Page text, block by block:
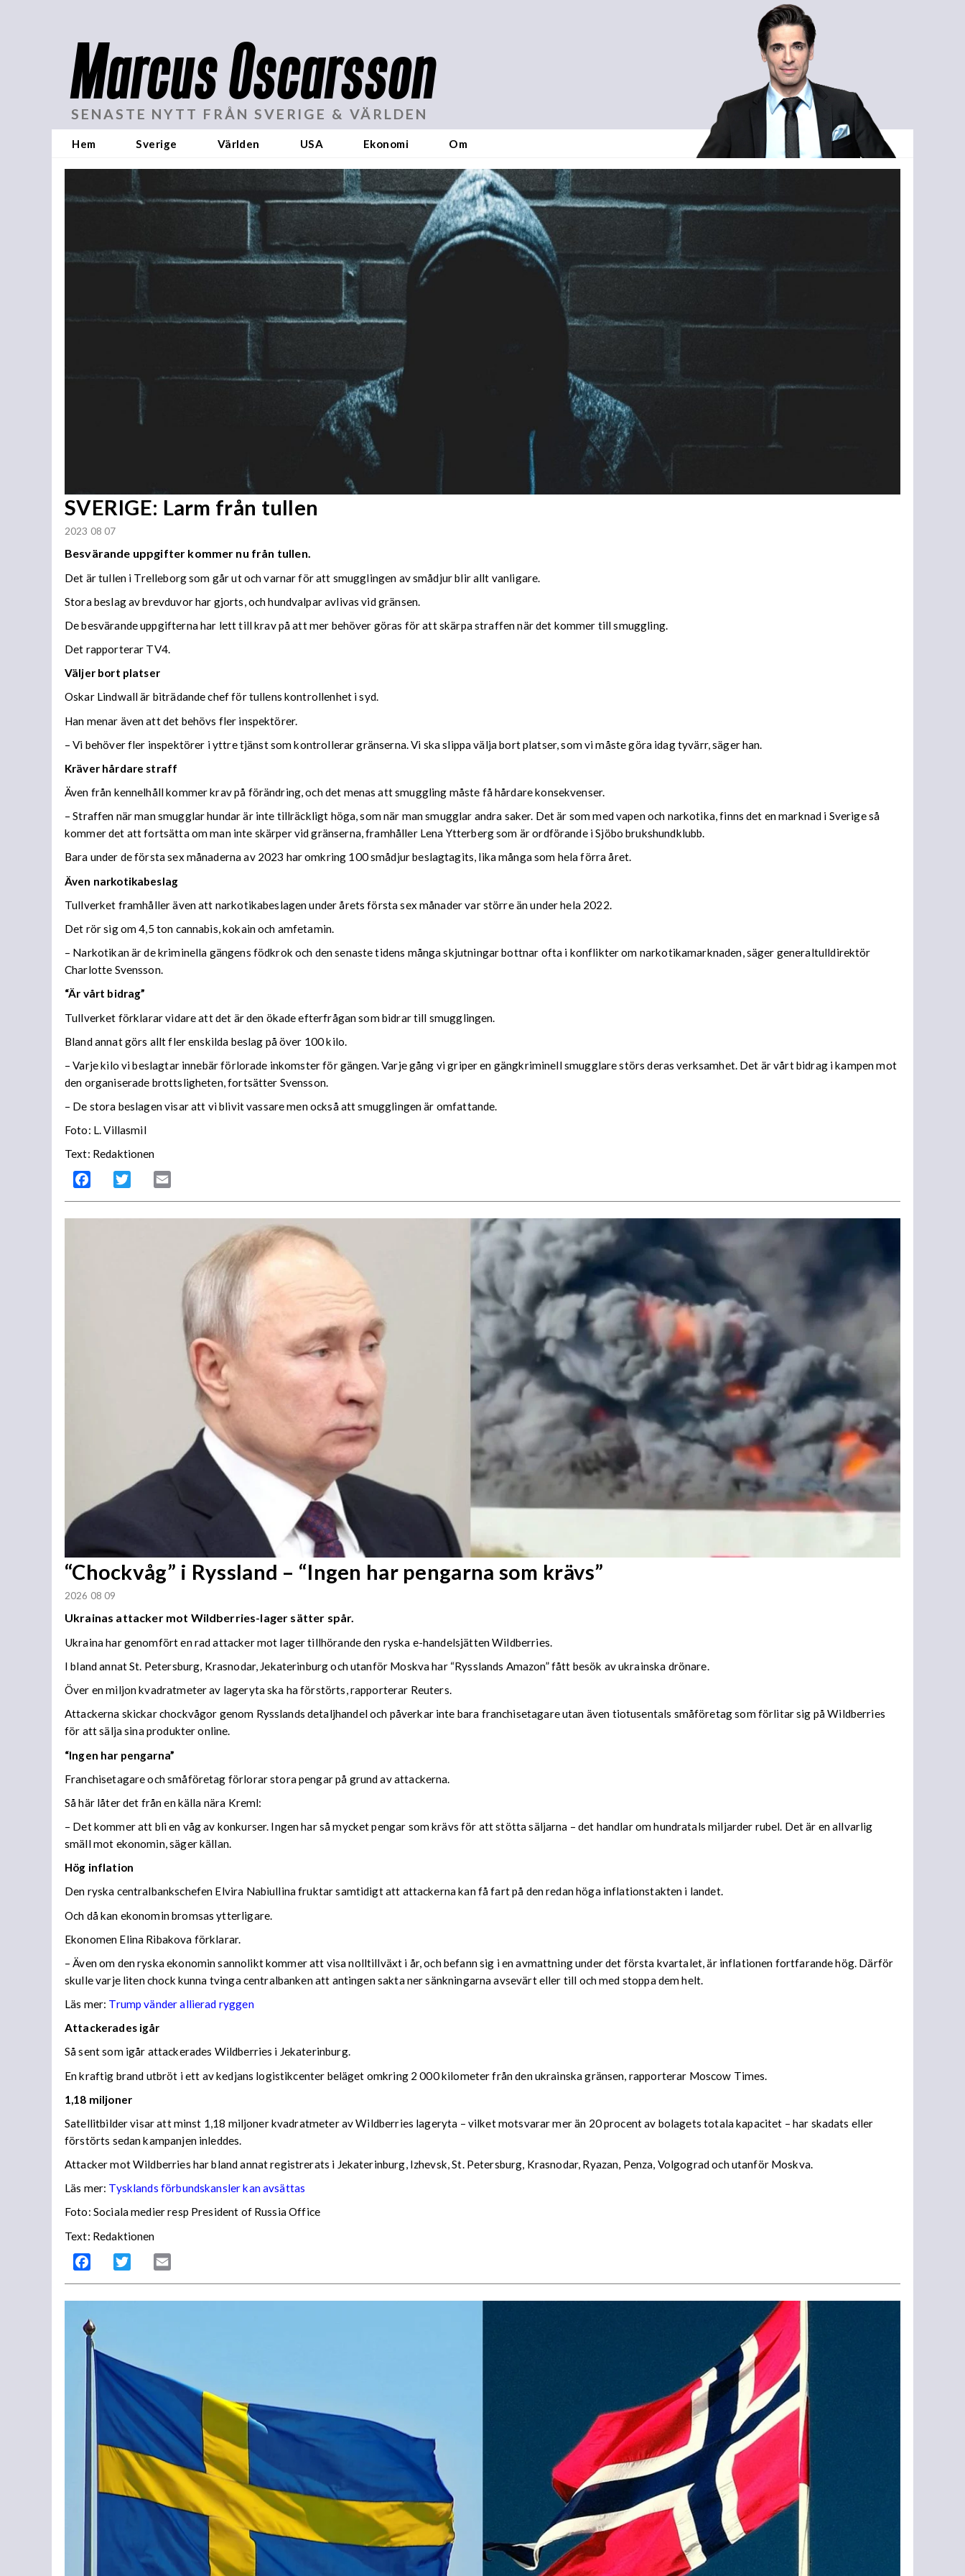
Marcus Oscarsson
SENASTE NYTT FRÅN SVERIGE & VÄRLDEN
Hem Sverige Världen USA Ekonomi Om
SVERIGE: Larm från tullen
2023 08 07
Besvärande uppgifter kommer nu från tullen.
Det är tullen i Trelleborg som går ut och varnar för att smugglingen av smådjur blir allt vanligare.
Stora beslag av brevduvor har gjorts, och hundvalpar avlivas vid gränsen.
De besvärande uppgifterna har lett till krav på att mer behöver göras för att skärpa straffen när det kommer till smuggling.
Det rapporterar TV4.
Väljer bort platser
Oskar Lindwall är biträdande chef för tullens kontrollenhet i syd.
Han menar även att det behövs fler inspektörer.
– Vi behöver fler inspektörer i yttre tjänst som kontrollerar gränserna. Vi ska slippa välja bort platser, som vi måste göra idag tyvärr, säger han.
Kräver hårdare straff
Även från kennelhåll kommer krav på förändring, och det menas att smuggling måste få hårdare konsekvenser.
– Straffen när man smugglar hundar är inte tillräckligt höga, som när man smugglar andra saker. Det är som med vapen och narkotika, finns det en marknad i Sverige så
kommer det att fortsätta om man inte skärper vid gränserna, framhåller Lena Ytterberg som är ordförande i Sjöbo brukshundklubb.
Bara under de första sex månaderna av 2023 har omkring 100 smådjur beslagtagits, lika många som hela förra året.
Även narkotikabeslag
Tullverket framhåller även att narkotikabeslagen under årets första sex månader var större än under hela 2022.
Det rör sig om 4,5 ton cannabis, kokain och amfetamin.
– Narkotikan är de kriminella gängens födkrok och den senaste tidens många skjutningar bottnar ofta i konflikter om narkotikamarknaden, säger generaltulldirektör
Charlotte Svensson.
“Är vårt bidrag”
Tullverket förklarar vidare att det är den ökade efterfrågan som bidrar till smugglingen.
Bland annat görs allt fler enskilda beslag på över 100 kilo.
– Varje kilo vi beslagtar innebär förlorade inkomster för gängen. Varje gång vi griper en gängkriminell smugglare störs deras verksamhet. Det är vårt bidrag i kampen mot
den organiserade brottsligheten, fortsätter Svensson.
– De stora beslagen visar att vi blivit vassare men också att smugglingen är omfattande.
Foto: L. Villasmil
Text: Redaktionen
Facebook Twitter
“Chockvåg” i Ryssland – “Ingen har pengarna som krävs”
2026 08 09
Ukrainas attacker mot Wildberries-lager sätter spår.
Ukraina har genomfört en rad attacker mot lager tillhörande den ryska e-handelsjätten Wildberries.
I bland annat St. Petersburg, Krasnodar, Jekaterinburg och utanför Moskva har “Rysslands Amazon” fått besök av ukrainska drönare.
Över en miljon kvadratmeter av lageryta ska ha förstörts, rapporterar Reuters.
Attackerna skickar chockvågor genom Rysslands detaljhandel och påverkar inte bara franchisetagare utan även tiotusentals småföretag som förlitar sig på Wildberries
för att sälja sina produkter online.
“Ingen har pengarna”
Franchisetagare och småföretag förlorar stora pengar på grund av attackerna.
Så här låter det från en källa nära Kreml:
– Det kommer att bli en våg av konkurser. Ingen har så mycket pengar som krävs för att stötta säljarna – det handlar om hundratals miljarder rubel. Det är en allvarlig
smäll mot ekonomin, säger källan.
Hög inflation
Den ryska centralbankschefen Elvira Nabiullina fruktar samtidigt att attackerna kan få fart på den redan höga inflationstakten i landet.
Och då kan ekonomin bromsas ytterligare.
Ekonomen Elina Ribakova förklarar.
– Även om den ryska ekonomin sannolikt kommer att visa nolltillväxt i år, och befann sig i en avmattning under det första kvartalet, är inflationen fortfarande hög. Därför
skulle varje liten chock kunna tvinga centralbanken att antingen sakta ner sänkningarna avsevärt eller till och med stoppa dem helt.
Läs mer: Trump vänder allierad ryggen
Attackerades igår
Så sent som igår attackerades Wildberries i Jekaterinburg.
En kraftig brand utbröt i ett av kedjans logistikcenter beläget omkring 2 000 kilometer från den ukrainska gränsen, rapporterar Moscow Times.
1,18 miljoner
Satellitbilder visar att minst 1,18 miljoner kvadratmeter av Wildberries lageryta – vilket motsvarar mer än 20 procent av bolagets totala kapacitet – har skadats eller
förstörts sedan kampanjen inleddes.
Attacker mot Wildberries har bland annat registrerats i Jekaterinburg, Izhevsk, St. Petersburg, Krasnodar, Ryazan, Penza, Volgograd och utanför Moskva.
Läs mer: Tysklands förbundskansler kan avsättas
Foto: Sociala medier resp President of Russia Office
Text: Redaktionen
Facebook Twitter